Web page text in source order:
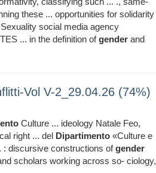
these ... opportunities for solidarity
social media agency
... in the definition ofgender and
Vol V-2_29.04.26 (74%)
Culture ... ideology Natale Feo,
right ... del Dipartimento «Culture e
: discursive constructions ofgender
scholars working across so- ciology,